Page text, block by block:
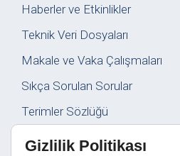
Haberler ve Etkinlikler
Teknik Veri Dosyaları
Makale ve Vaka Çalışmaları
Sıkça Sorulan Sorular
Terimler Sözlüğü
Gizlilik Politikası